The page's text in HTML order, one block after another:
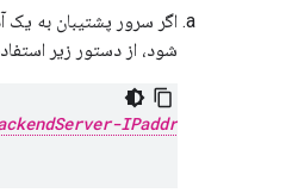
شود، از دستور زیر
IPaddress